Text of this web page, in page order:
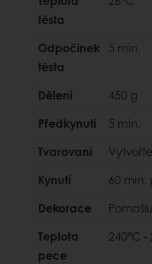
těsta
Odpočinek
těsta
5 min.
Dělení
450 g
Předkynutí
5 min.
Tvarovaní
Kynutí
60 min.
Dekorace
Teplota
pece
240°C -